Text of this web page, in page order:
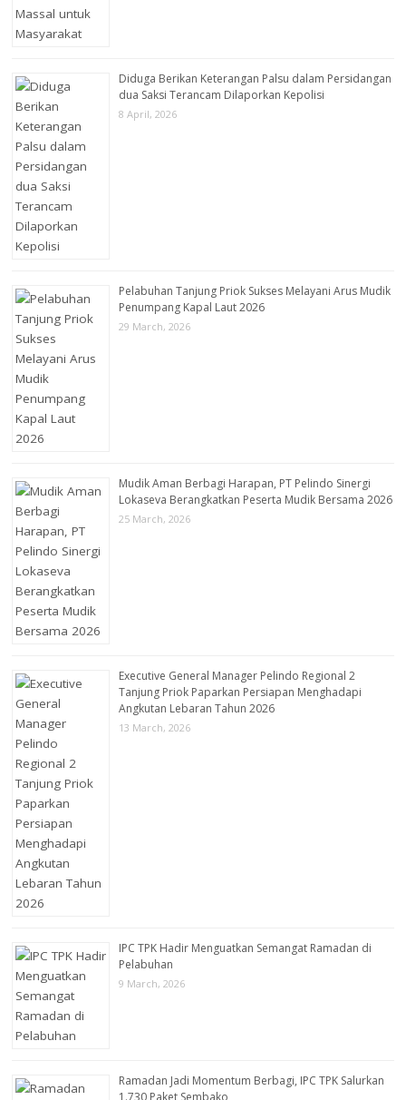
Diduga Berikan Keterangan Palsu dalam Persidangan
dua Saksi Terancam Dilaporkan Kepolisi
8 April, 2026
Pelabuhan Tanjung Priok Sukses Melayani Arus Mudik
Penumpang Kapal Laut 2026
29 March, 2026
Mudik Aman Berbagi Harapan, PT Pelindo Sinergi
Lokaseva Berangkatkan Peserta Mudik Bersama 2026
25 March, 2026
Executive General Manager Pelindo Regional 2
Tanjung Priok Paparkan Persiapan Menghadapi
Angkutan Lebaran Tahun 2026
13 March, 2026
IPC TPK Hadir Menguatkan Semangat Ramadan di
Pelabuhan
9 March, 2026
Ramadan Jadi Momentum Berbagi, IPC TPK Salurkan